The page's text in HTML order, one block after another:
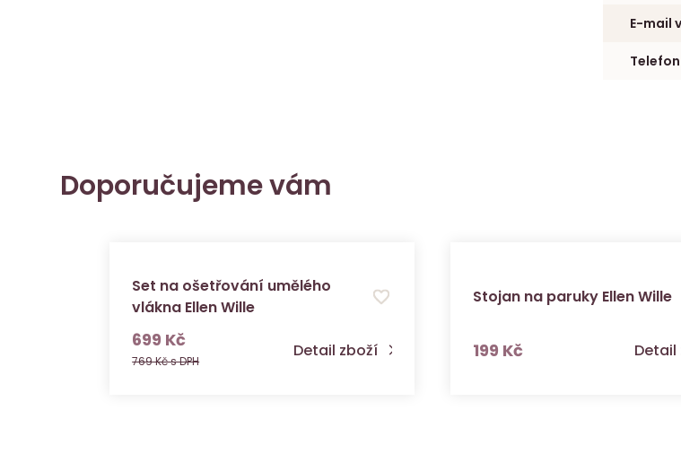
E-mail
Doporučujeme vám
Set na ošetřování umělého
vlákna Ellen Wille
699 Kčs DPH
769 Kč s DPH
Detail zboží
Stojan na paruky Ellen Wille
199 Kčs DPH Detail